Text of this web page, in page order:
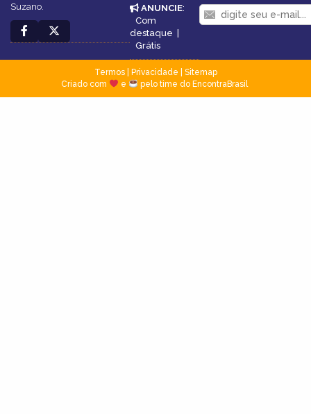
Suzano.
ANUNCIE:
Com
destaque |
Grátis
Termos| Privacidade
Sitemap
Criado com
e pelo time do EncontraBrasil